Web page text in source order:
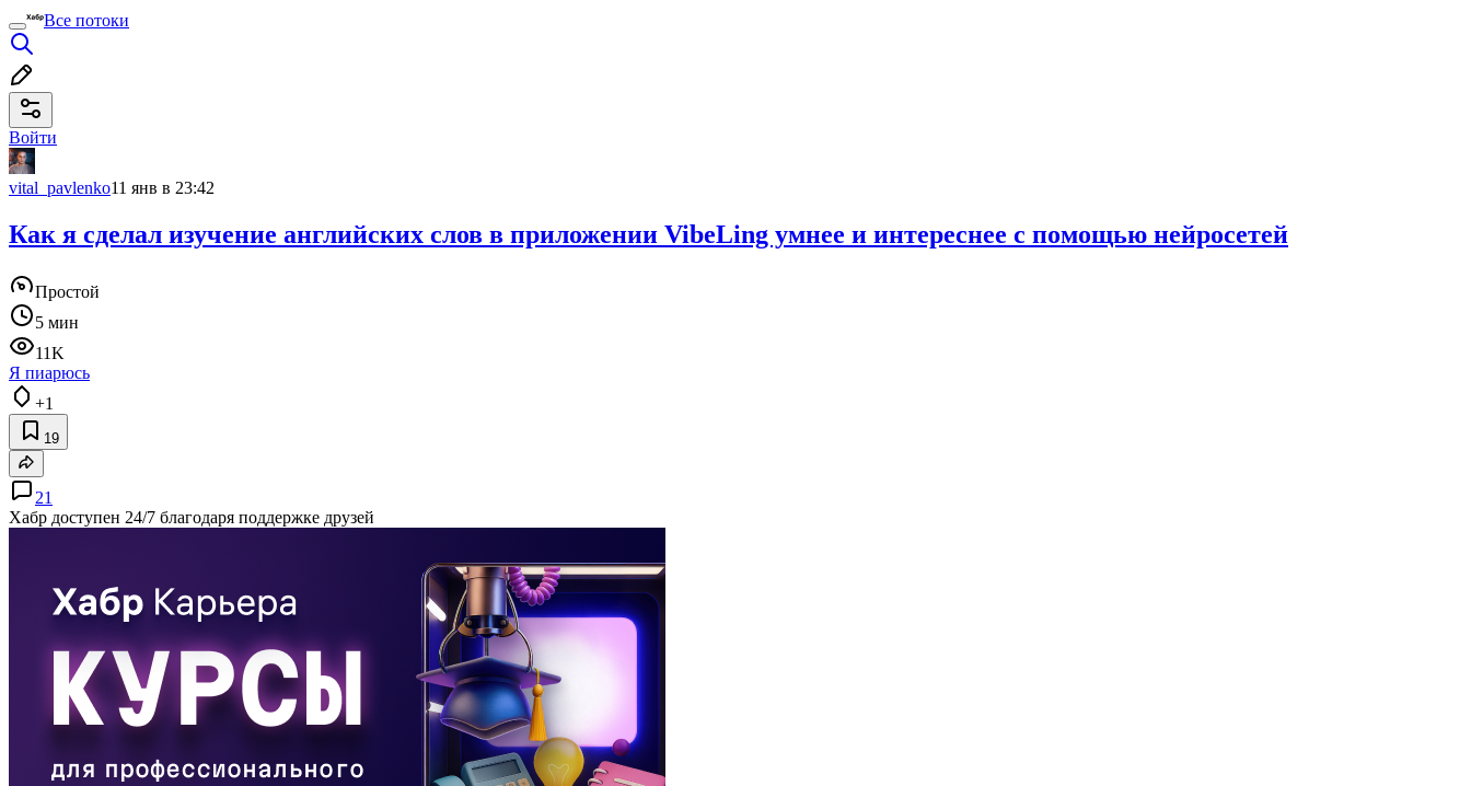
Все потоки
Войти
vital_pavlenko11 янв в 23:42
Как я сделал изучение английских слов в приложении VibeLing умнее и интереснее с помощью нейросетей
Простой
5 мин
11K
Я пиарюсь
+1
19
21
Хабр доступен 24/7 благодаря поддержке друзей